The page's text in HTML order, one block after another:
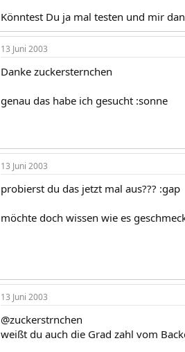
Könntest Du ja mal testen und mir
13 Juni 2003
Danke zuckersternchen
genau das habe ich gesucht :sonne
13 Juni 2003
probierst du das jetzt mal aus??? :gap
möchte doch wissen wie es
13 Juni 2003
@zuckerstrnchen
weißt du auch die Grad zahl vom